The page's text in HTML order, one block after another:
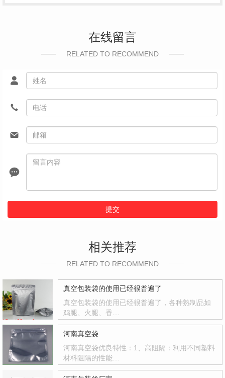
在线留言
RELATED TO RECOMMEND
提交
相关推荐
RELATED TO RECOMMEND
真空包装袋的使用已经很普遍了
真空包装袋的使用已经很普遍了，各种熟制品如
鸡腿、火腿、香…
河南真空袋
河南真空袋优良特性：1、高阻隔：利用不同塑料
材料阻隔的性能…